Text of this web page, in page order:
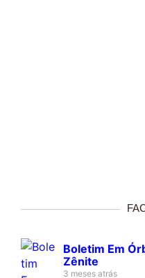
Boletim Em
Zênite
3 meses atrás